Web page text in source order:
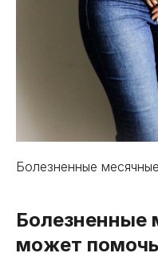
Болезненные
Болезненные
может